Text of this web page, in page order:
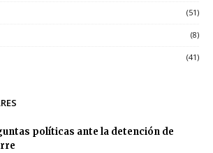
(51)
(8)
(41)
políticas ante la detención de